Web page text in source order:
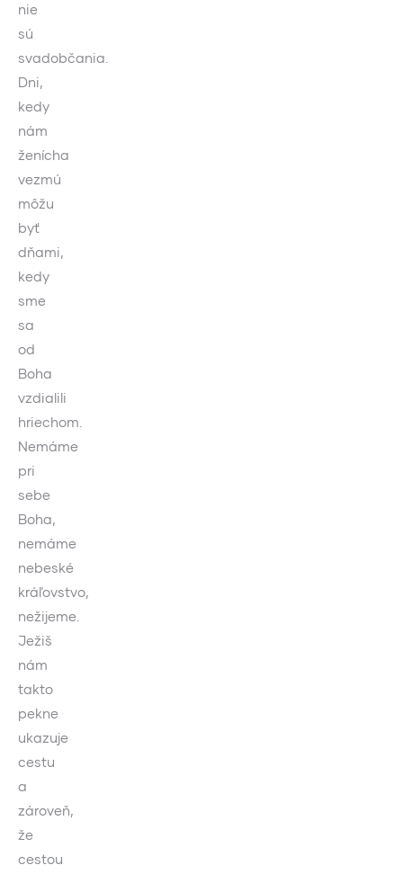
nie
sú
svadobčania.
Dni,
kedy
nám
ženícha
vezmú
môžu
byť
dňami,
kedy
sme
sa
od
Boha
vzdialili
hriechom.
Nemáme
pri
sebe
Boha,
nemáme
nebeské
kráľovstvo,
nežijeme.
Ježiš
nám
takto
pekne
ukazuje
cestu
a
zároveň,
že
cestou